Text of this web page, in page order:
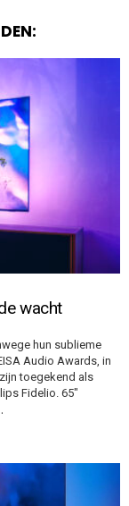
wacht
hun sublieme
Audio Awards, in
toegekend als
Fidelio. 65″